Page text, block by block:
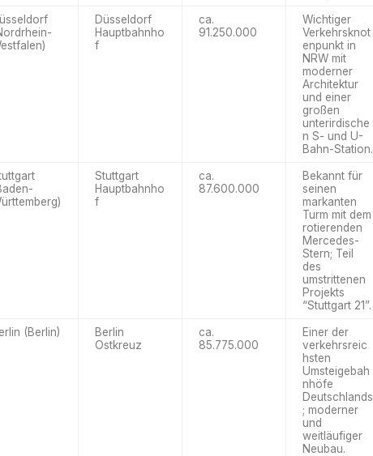
Düsseldorf
Hauptbahnho
f
ca.
91.250.000
Wichtiger
Verkehrsknot
enpunkt in
NRW mit
moderner
Architektur
und einer
großen
unterirdische
n S- und U-
Bahn-Station.
Stuttgart
Hauptbahnho
f
ca.
87.600.000
Bekannt für
seinen
markanten
Turm mit dem
rotierenden
Mercedes-
Stern; Teil
des
umstrittenen
Projekts
“Stuttgart 21”.
(Berlin)
Berlin
Ostkreuz
ca.
85.775.000
Einer der
verkehrsreic
hsten
Umsteigebah
nhöfe
Deutschlands
; moderner
und
weitläufiger
Neubau.